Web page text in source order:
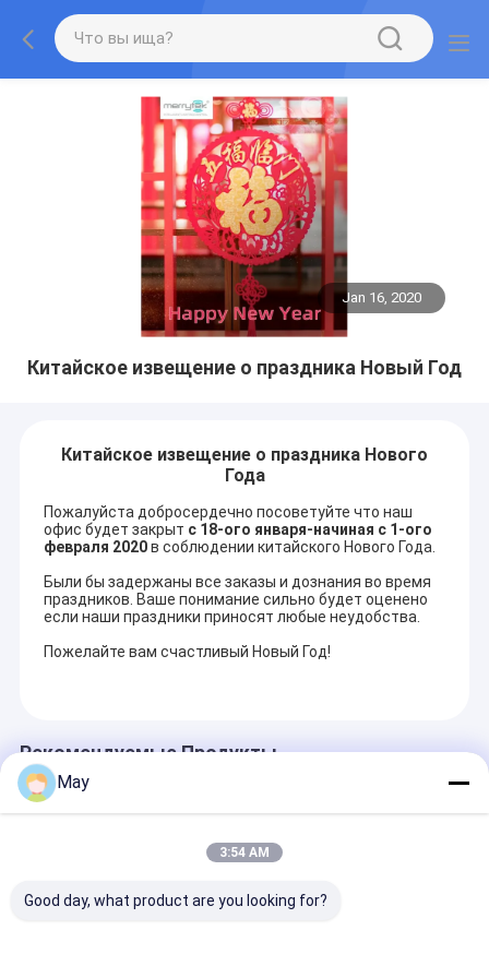
Jan 16, 2020
Китайское извещение о праздника Новый Год
Китайское извещение о праздника Нового
Года
Пожалуйста добросердечно посоветуйте что наш
офис будет закрыт с 18-ого января-начиная с 1-ого
февраля 2020в соблюдении китайского Нового Года.
Были бы задержаны все заказы и дознания во время
праздников. Ваше понимание сильно будет оценено
если наши праздники приносят любые неудобства.
Пожелайте вам счастливый Новый Год!
Рекомендуемые Продукты
May
3:54 AM
Good day, what product are you looking for?